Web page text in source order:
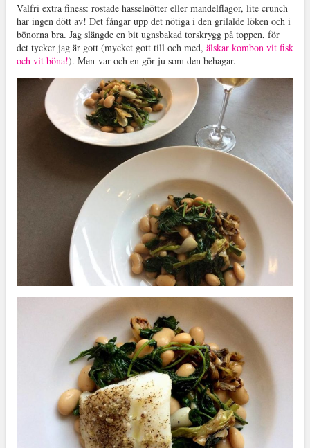
Valfri extra finess: rostade hasselnötter eller mandelflagor, lite crunch
har ingen dött av! Det fångar upp det nötiga i den grilalde löken och i
bönorna bra. Jag slängde en bit ugnsbakad torskrygg på toppen, för
det tycker jag är gott (mycket gott till och med, älskar kombon vit fisk
och vit böna!). Men var och en gör ju som den behagar.